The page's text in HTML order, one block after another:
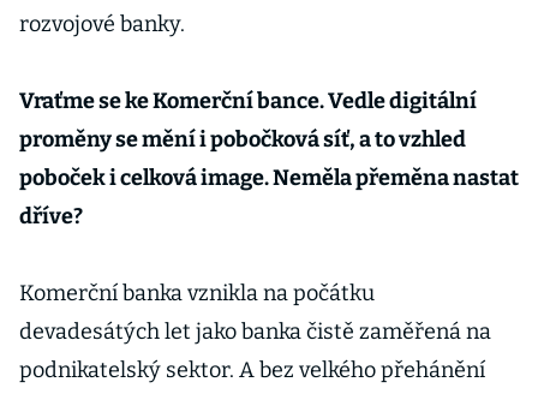
rozvojové banky.
Vraťme se ke Komerční bance. Vedle digitální
proměny se mění i pobočková síť, a to vzhled
poboček i celková image. Neměla přeměna nastat
dříve?
Komerční banka vznikla na počátku
devadesátých let jako banka čistě zaměřená na
podnikatelský sektor. A bez velkého přehánění